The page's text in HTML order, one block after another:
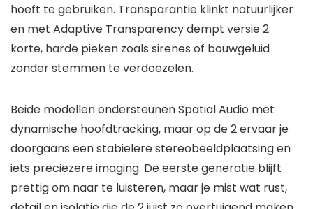
hoeft te gebruiken. Transparantie klinkt natuurlijker
en met Adaptive Transparency dempt versie 2
korte, harde pieken zoals sirenes of bouwgeluid
zonder stemmen te verdoezelen.
Beide modellen ondersteunen Spatial Audio met
dynamische hoofdtracking, maar op de 2 ervaar je
doorgaans een stabielere stereobeeldplaatsing en
iets preciezere imaging. De eerste generatie blijft
prettig om naar te luisteren, maar je mist wat rust,